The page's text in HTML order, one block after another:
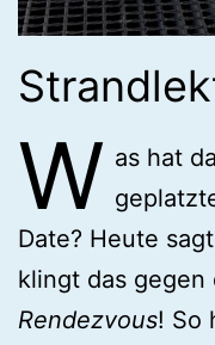
W as hat
Date? Heute
klingt das gegen
Rendezvous! So